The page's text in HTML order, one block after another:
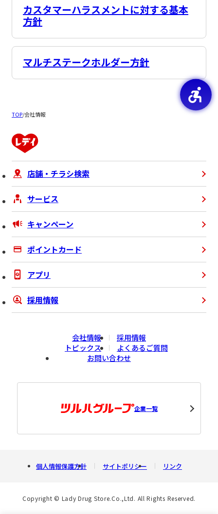
カスタマーハラスメントに対する基本
方針
マルチステークホルダー方針
TOP/会社情報
店舗・チラシ検索
サービス
キャンペーン
ポイントカード
アプリ
採用情報
会社情報
採用情報
トピックス
よくあるご質問
お問い合わせ
企業一覧
個人情報保護方針 サイトポリシー リンク
Copyright © Lady Drug Store.Co.,Ltd. All Rights Reserved.